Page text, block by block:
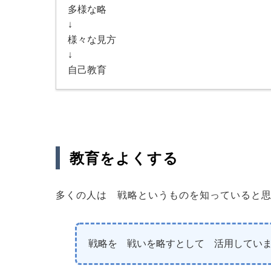
多様な略
↓
様々な見方
↓
自己教育
教育をよくする
多くの人は 戦略というものを知っていると
戦略を 戦いを略すとして 活用してい